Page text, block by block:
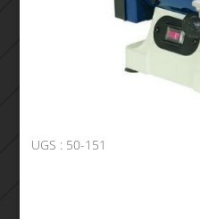
UGS : 50-151